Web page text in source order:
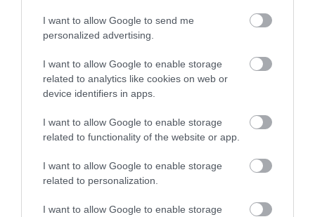
I want to allow Google to send me
personalized advertising.
I want to allow Google to enable storage
related to analytics like cookies on web or
device identifiers in apps.
I want to allow Google to enable storage
related to functionality of the website or app.
I want to allow Google to enable storage
related to personalization.
I want to allow Google to enable storage
HETI BÖLCSESSÉG
"Az ember, aki a tengert nézi, szerelemtől
sújtott gyerek." Jean-Michel Maulpoix